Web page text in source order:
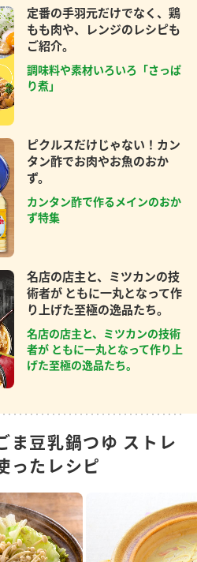
定番の手羽元だけでなく、鶏
もも肉や、レンジのレシピも
ご紹介。
調味料や素材いろいろ「さっぱ
り煮」
ピクルスだけじゃない！カン
タン酢でお肉やお魚のおか
ず。
カンタン酢で作るメインのおか
ず特集
名店の店主と、ミツカンの技
術者が ともに一丸となって作
り上げた至極の逸品たち。
名店の店主と、ミツカンの技術
者が ともに一丸となって作り上
げた至極の逸品たち。
ま豆乳鍋つゆ ストレ
ったレシピ